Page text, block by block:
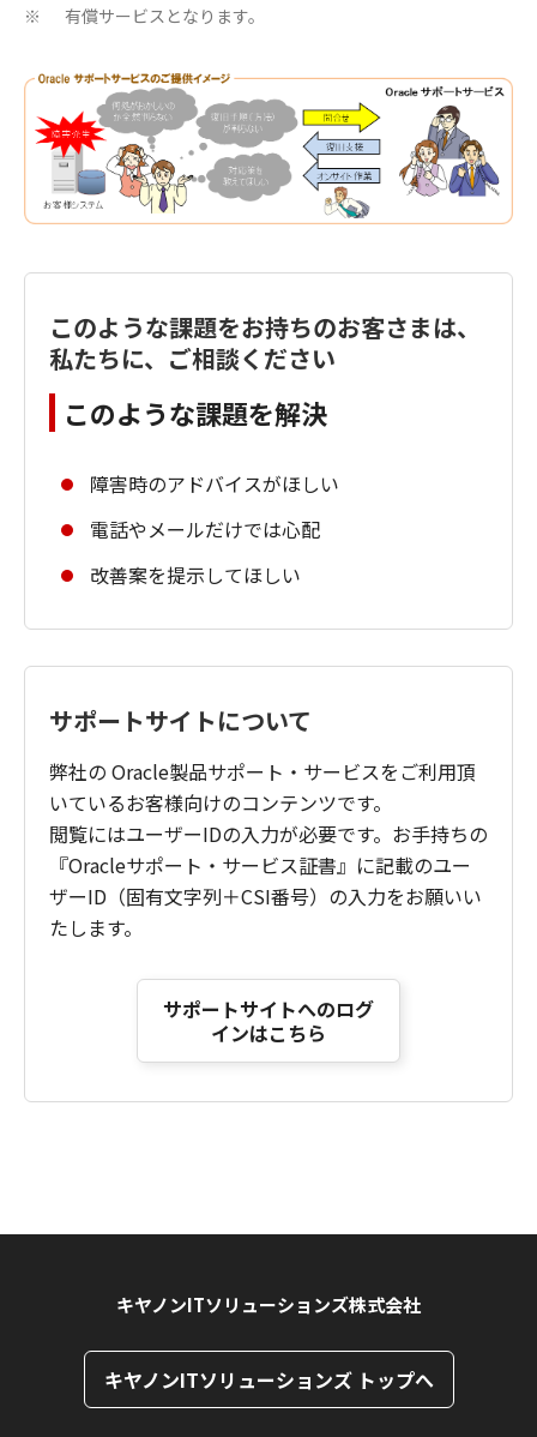
※ 有償サービスとなります。
このような課題をお持ちのお客さまは、
私たちに、ご相談ください
このような課題を解決
障害時のアドバイスがほしい
電話やメールだけでは心配
改善案を提示してほしい
サポートサイトについて
弊社の Oracle製品サポート・サービスをご利用頂
いているお客様向けのコンテンツです。
閲覧にはユーザーIDの入力が必要です。お手持ちの
『Oracleサポート・サービス証書』に記載のユー
ザーID（固有文字列＋CSI番号）の入力をお願いい
たします。
サポートサイトへのログ
インはこちら
キヤノンITソリューションズ株式会社
キヤノンITソリューションズ トップへ